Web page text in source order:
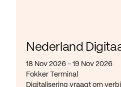
Nederland
18 Nov 2026 - 19 Nov 2026
Fokker Terminal
Digitalisering vraagt om